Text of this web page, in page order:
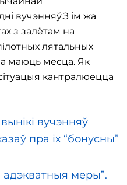
вучэнняў.З ім жа
з залётам на
лятальных
маюць месца. Як
кантралюецца
вучэнняў
пра іх “бонусны”
меры”.